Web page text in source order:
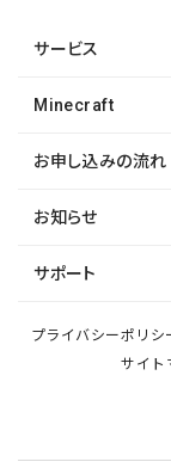
サービス
Minecraft
お申し込みの流れ
お知らせ
サポート
プライバシーポリシ
サイト